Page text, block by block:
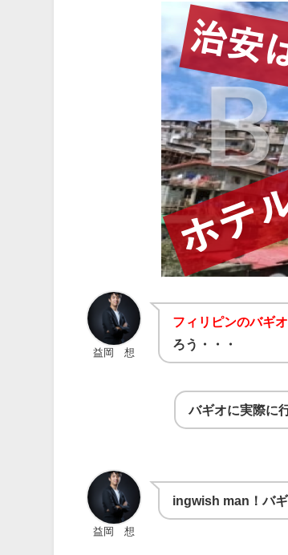
益岡 想
フィリピンのバギオ
ろう・・・
バギオに実際に
益岡 想
ingwish man！バギ